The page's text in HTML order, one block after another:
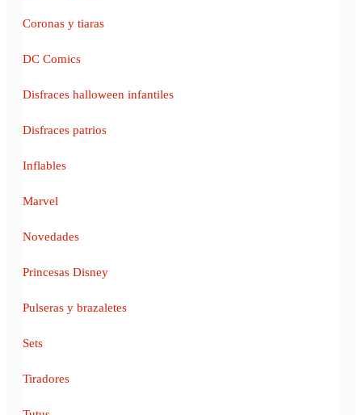
Coronas y tiaras
DC Comics
Disfraces halloween infantiles
Disfraces patrios
Inflables
Marvel
Novedades
Princesas Disney
Pulseras y brazaletes
Sets
Tiradores